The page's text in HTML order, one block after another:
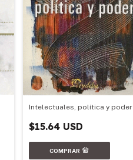
Intelectuales, política y poder
$15.64 USD